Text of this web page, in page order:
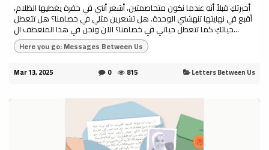
أخبرتكِ قبلاً أنه عندما نكون متخاصمتين، أشعر أنني في حفرة يغطيها الظلام،
أقبع في نهايتها تنهشني الوحدة. هل تشعرين مثلي في خصامنا؟ هل تتعطل
حياتكِ كما تتعطل حياتي في خصامنا؟ الآن ونحن في هذا المنعطف ال...
Here you go: Messages Between Us
Mar 13, 2025 0 815 Letters Between Us